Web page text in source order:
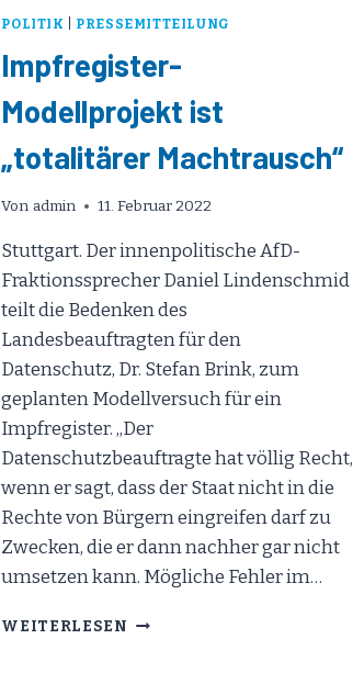
POLITIK PRESSEMITTEILUNG
Impfregister-
Modellprojekt ist
„totalitärer Machtrausch“
Von admin 11. Februar 2022
Stuttgart. Der innenpolitische AfD-
Fraktionssprecher Daniel Lindenschmid
teilt die Bedenken des
Landesbeauftragten für den
Datenschutz, Dr. Stefan Brink, zum
geplanten Modellversuch für ein
Impfregister. „Der
Datenschutzbeauftragte hat völlig Recht,
wenn er sagt, dass der Staat nicht in die
Rechte von Bürgern eingreifen darf zu
Zwecken, die er dann nachher gar nicht
umsetzen kann. Mögliche Fehler im…
WEITERLESEN IMPFREGISTER-